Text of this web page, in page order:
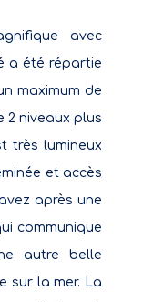
avec
a été répartie
maximum de
2 niveaux plus
très lumineux
et accès
après une
communique
autre belle
sur la mer. La